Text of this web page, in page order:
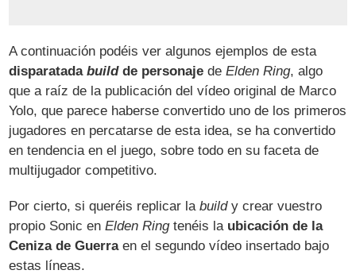
A continuación podéis ver algunos ejemplos de esta
disparatadabuildde personaje deElden Ring, algo
que a raíz de la publicación del vídeo original de Marco
Yolo, que parece haberse convertido uno de los primeros
jugadores en percatarse de esta idea, se ha convertido
en tendencia en el juego, sobre todo en su faceta de
multijugador competitivo.
Por cierto, si queréis replicar labuildy crear vuestro
propio Sonic enElden Ringtenéis la ubicación de la
Ceniza de Guerraen el segundo vídeo insertado bajo
estas líneas.